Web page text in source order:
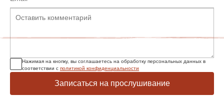
Нажимая на кнопку, вы соглашаетесь на обработку персональных данных в
соответствии с политикой конфиденциальности
Записаться на прослушивание